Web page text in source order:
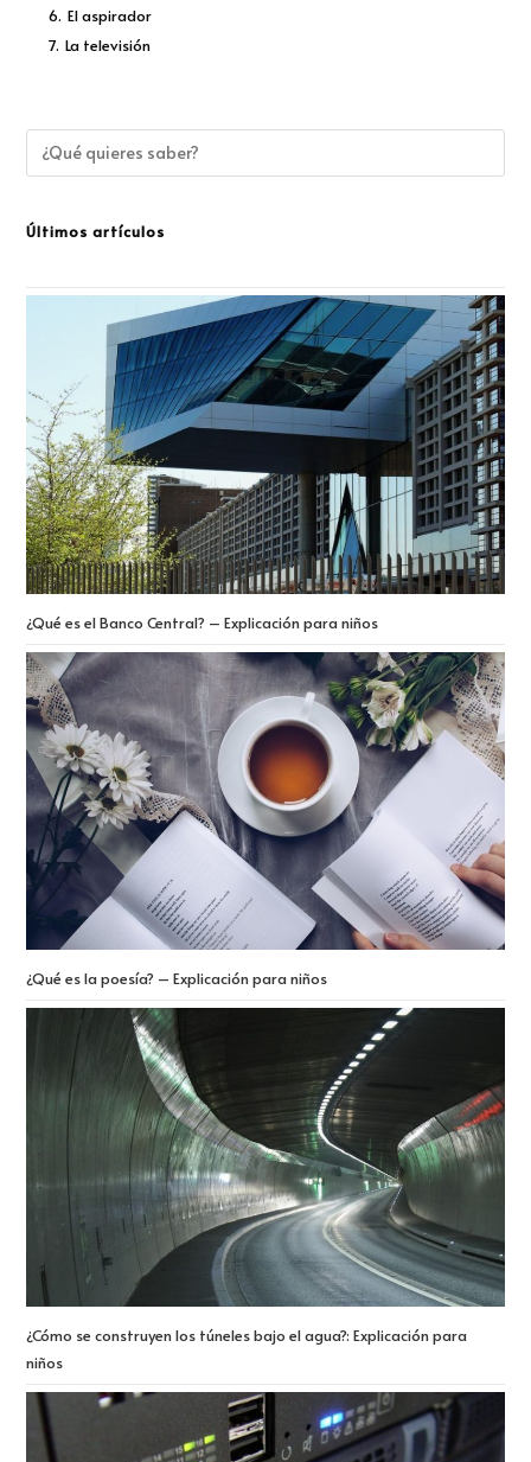
6. El aspirador
7. La televisión
Últimos artículos
¿Qué es el Banco Central? – Explicación para niños
¿Qué es la poesía? – Explicación para niños
¿Cómo se construyen los túneles bajo el agua?: Explicación para
niños